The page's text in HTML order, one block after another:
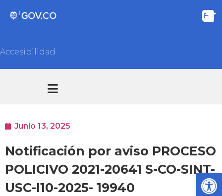
Accesibilidad
Junio 13, 2025
Notificación por aviso PROCESO
POLICIVO 2021-20641 S-CO-SINT-
USC-I10-2025- 19940